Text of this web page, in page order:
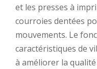
et les presses à
courroies dentées
mouvements. Le
caractéristiques de
à améliorer la